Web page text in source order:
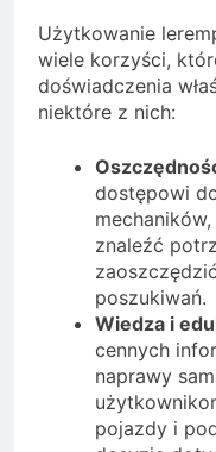
Użytkowanie
wiele korzyści,
doświadczenia
niektóre z nich:
dostępowi
znaleźć
poszukiwań.
Wiedza i
cennych
naprawy
pojazdy i